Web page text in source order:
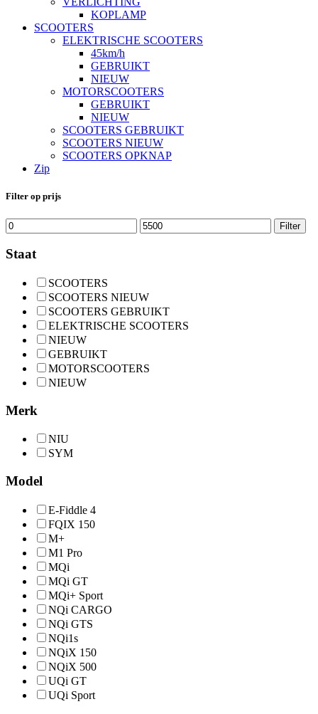
KOPLAMP
SCOOTERS
ELEKTRISCHE SCOOTERS
45km/h
GEBRUIKT
NIEUW
MOTORSCOOTERS
GEBRUIKT
NIEUW
SCOOTERS GEBRUIKT
SCOOTERS NIEUW
SCOOTERS OPKNAP
Zip
Filter op prijs
Min.
prijs
Max.
prijs
Filter
Staat
SCOOTERS
SCOOTERS NIEUW
SCOOTERS GEBRUIKT
ELEKTRISCHE SCOOTERS
NIEUW
GEBRUIKT
MOTORSCOOTERS
NIEUW
Merk
NIU
SYM
Model
E-Fiddle 4
FQIX 150
M+
M1 Pro
MQi
MQi GT
MQi+ Sport
NQi CARGO
NQi GTS
NQi1s
NQiX 150
NQiX 500
UQi GT
UQi Sport